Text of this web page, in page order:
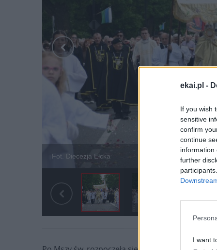
ekai.pl -
If you wish
sensitive
confirm
continue
information
further
I want
Fot. Diecezja Ełcka